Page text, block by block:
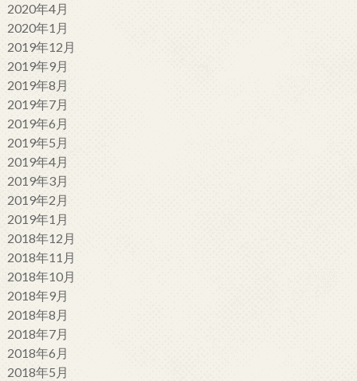
2020年4月
2020年1月
2019年12月
2019年9月
2019年8月
2019年7月
2019年6月
2019年5月
2019年4月
2019年3月
2019年2月
2019年1月
2018年12月
2018年11月
2018年10月
2018年9月
2018年8月
2018年7月
2018年6月
2018年5月